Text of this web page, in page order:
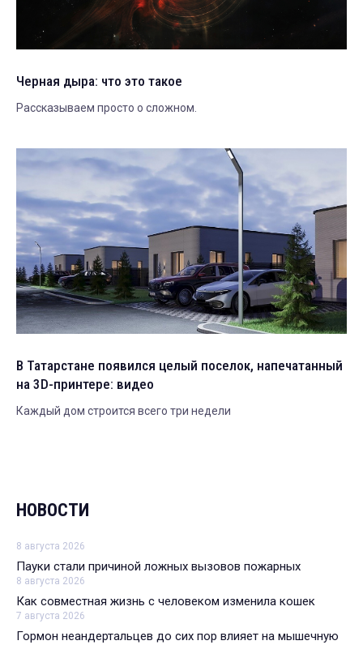
Черная дыра: что это такое
Рассказываем просто о сложном.
В Татарстане появился целый поселок, напечатанный
на 3D-принтере: видео
Каждый дом строится всего три недели
НОВОСТИ
8 августа 2026
Пауки стали причиной ложных вызовов пожарных
8 августа 2026
Как совместная жизнь с человеком изменила кошек
7 августа 2026
Гормон неандертальцев до сих пор влияет на мышечную